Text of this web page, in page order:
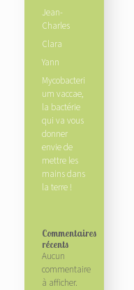
Jean-
Charles
Clara
Yann
Mycobacteri
um vaccae,
la bactérie
qui va vous
donner
envie de
mettre les
mains dans
la terre !
Commentaires
récents
Aucun
commentaire
à afficher.